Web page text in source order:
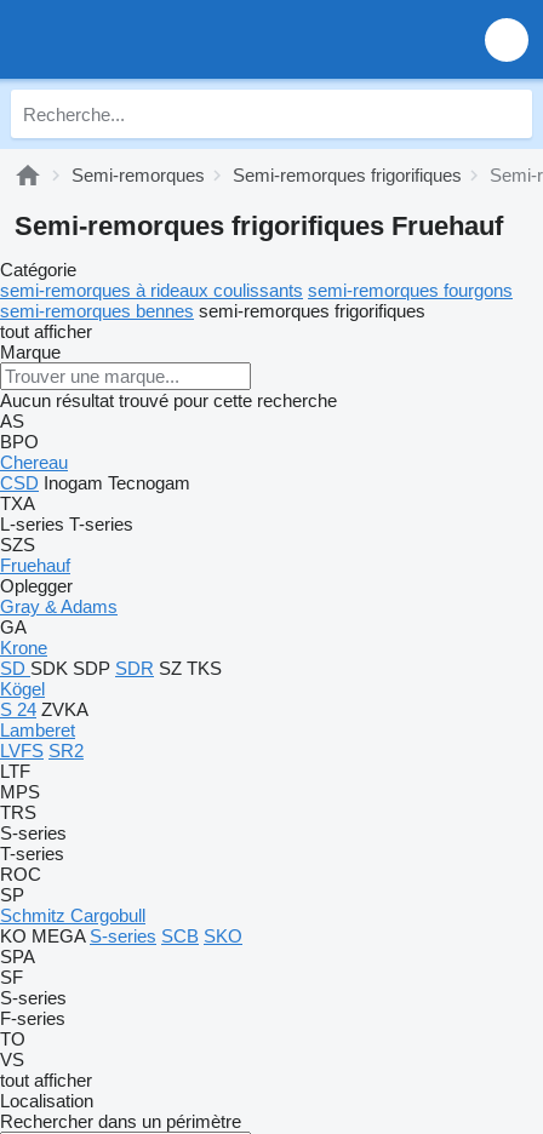
Semi-remorques Semi-remorques frigorifiques Semi-
Semi-remorques frigorifiques Fruehauf
Catégorie
semi-remorques à rideaux coulissants semi-remorques fourgons
semi-remorques bennes semi-remorques frigorifiques
tout afficher
Marque
Aucun résultat trouvé pour cette recherche
AS
BPO
Chereau
CSD Inogam Tecnogam
TXA
L-series T-series
SZS
Fruehauf
Oplegger
Gray & Adams
GA
Krone
SD SDK SDP SDR SZ TKS
Kögel
S 24 ZVKA
Lamberet
LVFS SR2
LTF
MPS
TRS
S-series
T-series
ROC
SP
Schmitz Cargobull
KO MEGA S-series SCB SKO
SPA
SF
S-series
F-series
TO
VS
tout afficher
Localisation
Rechercher dans un périmètre